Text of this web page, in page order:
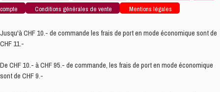
compte
Conditions générales de vente Mentions légales
Jusqu'à CHF 10.- de commande les frais de port en mode économique sont de
CHF 11.-
De CHF 10.- à CHF 95.- de commande, les frais de port en mode économique
sont de CHF 9.-